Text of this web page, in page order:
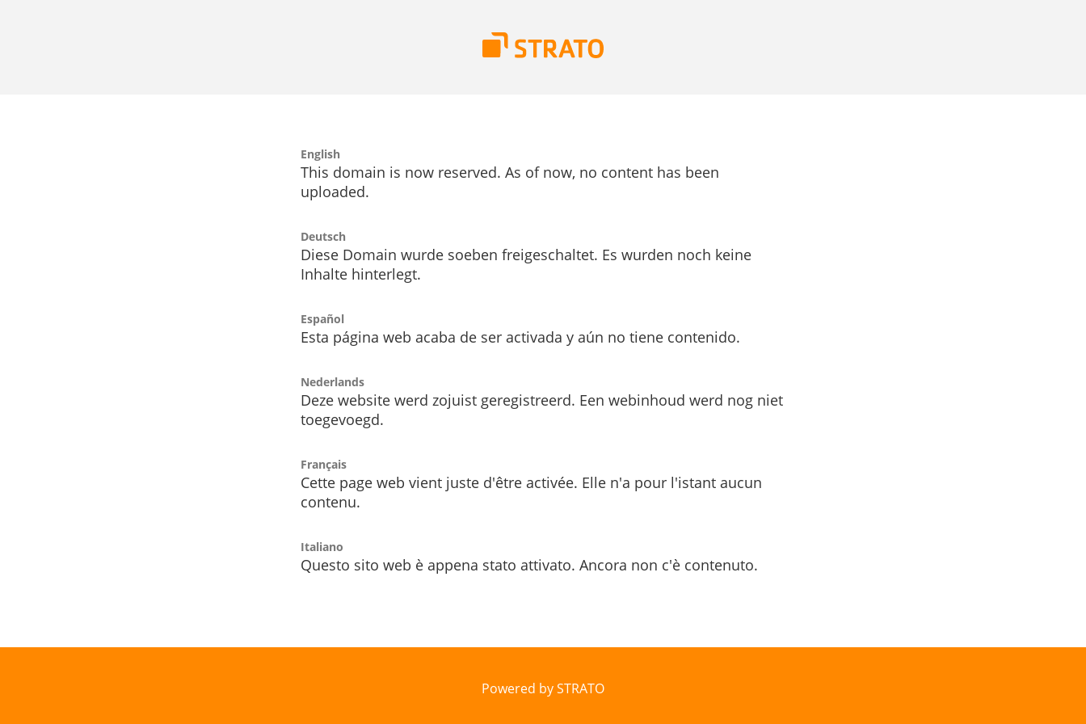
English
This domain is now reserved. As of now, no content has been
uploaded.
Deutsch
Diese Domain wurde soeben freigeschaltet. Es wurden noch keine
Inhalte hinterlegt.
Español
Esta página web acaba de ser activada y aún no tiene contenido.
Nederlands
Deze website werd zojuist geregistreerd. Een webinhoud werd nog niet
toegevoegd.
Français
Cette page web vient juste d'être activée. Elle n'a pour l'istant aucun
contenu.
Italiano
Questo sito web è appena stato attivato. Ancora non c'è contenuto.
Powered by STRATO